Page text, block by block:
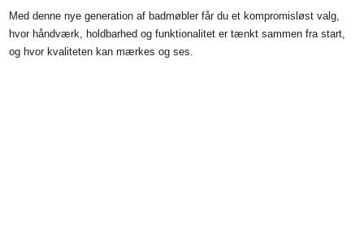
Med denne nye generation af badmøbler får du et kompromisløst valg,
hvor håndværk, holdbarhed og funktionalitet er tænkt sammen fra start,
og hvor kvaliteten kan mærkes og ses.